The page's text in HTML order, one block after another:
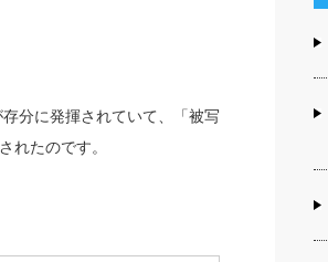
分に発揮されていて、「被写
れたのです。